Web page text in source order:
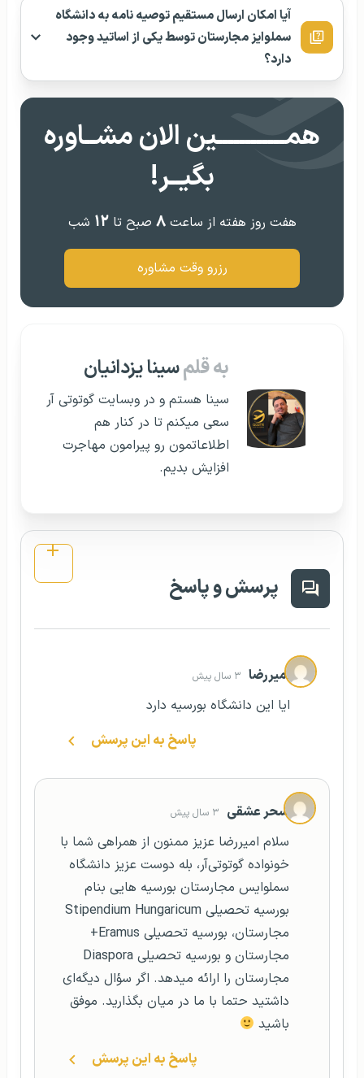
آیا امکان ارسال مستقیم توصیه نامه به دانشگاه
سملوایز مجارستان توسط یکی از اساتید وجود
دارد؟
همــــــــــــین الان مشــاوره
بگیــر!
هفت روز هفته از ساعت۸ صبح تا۱۲ شب
رزرو وقت مشاوره
به قلمسینا یزدانیان
سینا هستم و در وبسایت گوتوتی آر
سعی میکنم تا در کنار هم
اطلاعاتمون رو پیرامون مهاجرت
افزایش بدیم.
پرسش و پاسخ
امیررضا ۳ سال پیش
ایا این دانشگاه بورسیه دارد
پاسخ به این پرسش
سحر عشقی ۳ سال پیش
سلام امیررضا عزیز ممنون از همراهی شما با
خونواده گوتوتی‌آر، بله دوست عزیز دانشگاه
سملوایس مجارستان بورسیه هایی بنام
بورسیه تحصیلی Stipendium Hungaricum
مجارستان، بورسیه تحصیلی Eramus+
مجارستان و بورسیه تحصیلی Diaspora
مجارستان را ارائه میدهد. اگر سؤال دیگه‌ای
داشتید حتما با ما در میان بگذارید. موفق
باشید
پاسخ به این پرسش